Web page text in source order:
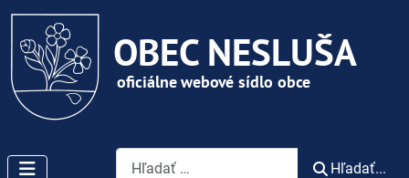
Vyhľadávanie
Hľadať...